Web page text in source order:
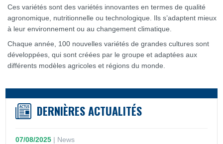
Ces variétés sont des variétés innovantes en termes de qualité
agronomique, nutritionnelle ou technologique. Ils s’adaptent mieux
à leur environnement ou au changement climatique.
Chaque année, 100 nouvelles variétés de grandes cultures sont
développées, qui sont créées par le groupe et adaptées aux
différents modèles agricoles et régions du monde.
DERNIÈRES ACTUALITÉS
07/08/2025 | News